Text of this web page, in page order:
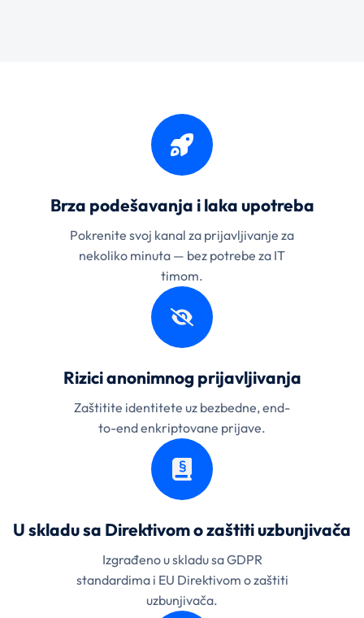
Brza podešavanja i laka upotreba
Pokrenite svoj kanal za prijavljivanje za
nekoliko minuta — bez potrebe za IT
timom.
Rizici anonimnog prijavljivanja
Zaštitite identitete uz bezbedne, end-
to-end enkriptovane prijave.
U skladu sa Direktivom o zaštiti uzbunjivača
Izgrađeno u skladu sa GDPR
standardima i EU Direktivom o zaštiti
uzbunjivača.